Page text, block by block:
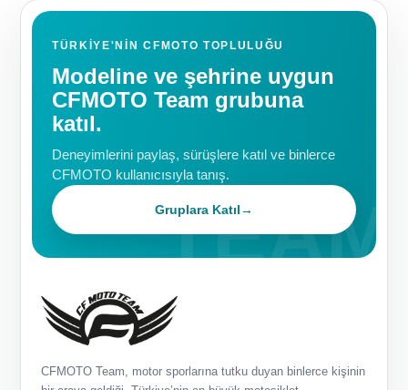
TÜRKIYE'NIN CFMOTO TOPLULUĞU
Modeline ve şehrine uygun
CFMOTO Team grubuna
katıl.
Deneyimlerini paylaş, sürüşlere katıl ve binlerce
CFMOTO kullanıcısıyla tanış.
Gruplara Katıl→
CFMOTO Team, motor sporlarına tutku duyan binlerce kişinin